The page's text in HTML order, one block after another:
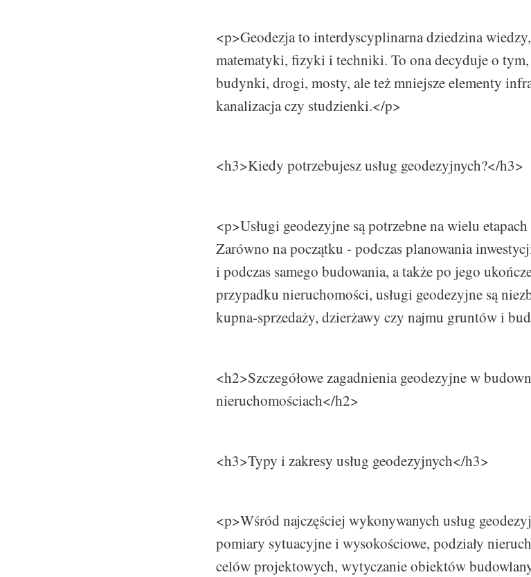
<p>Geodezja to interdyscyplinarna dziedzina
matematyki, fizyki i techniki. To ona decyduje o
budynki, drogi, mosty, ale też mniejsze elementy
kanalizacja czy studzienki.</p>
<h3>Kiedy potrzebujesz usług geodezyjnych?</h3>
<p>Usługi geodezyjne są potrzebne na wielu
Zarówno na początku - podczas planowania
i podczas samego budowania, a także po jego
przypadku nieruchomości, usługi geodezyjne są
kupna-sprzedaży, dzierżawy czy najmu gruntów i
<h2>Szczegółowe zagadnienia geodezyjne w
nieruchomościach</h2>
<h3>Typy i zakresy usług geodezyjnych</h3>
<p>Wśród najczęściej wykonywanych usług
pomiary sytuacyjne i wysokościowe, podziały
celów projektowych, wytyczanie obiektów